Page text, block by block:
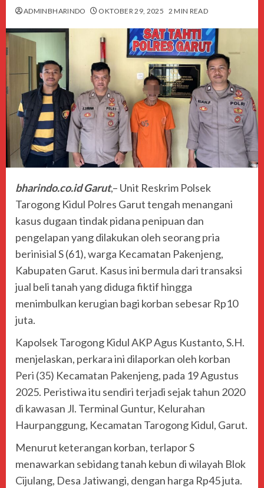
ADMINBHARINDO OKTOBER 29, 2025 2 MIN READ
bharindo.co.id Garut,– Unit Reskrim Polsek
Tarogong Kidul Polres Garut tengah menangani
kasus dugaan tindak pidana penipuan dan
pengelapan yang dilakukan oleh seorang pria
berinisial S (61), warga Kecamatan Pakenjeng,
Kabupaten Garut. Kasus ini bermula dari transaksi
jual beli tanah yang diduga fiktif hingga
menimbulkan kerugian bagi korban sebesar Rp10
juta.
Kapolsek Tarogong Kidul AKP Agus Kustanto, S.H.
menjelaskan, perkara ini dilaporkan oleh korban
Peri (35) Kecamatan Pakenjeng, pada 19 Agustus
2025. Peristiwa itu sendiri terjadi sejak tahun 2020
di kawasan Jl. Terminal Guntur, Kelurahan
Haurpanggung, Kecamatan Tarogong Kidul, Garut.
Menurut keterangan korban, terlapor S
menawarkan sebidang tanah kebun di wilayah Blok
Cijulang, Desa Jatiwangi, dengan harga Rp45 juta.